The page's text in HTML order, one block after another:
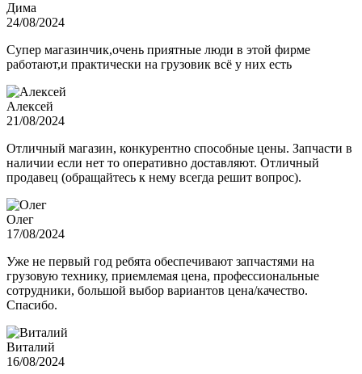
Дима
24/08/2024
Супер магазинчик,очень приятные люди в этой фирме
работают,и практически на грузовик всё у них есть
Алексей
21/08/2024
Отличный магазин, конкурентно способные цены. Запчасти в
наличии если нет то оперативно доставляют. Отличный
продавец (обращайтесь к нему всегда решит вопрос).
Олег
17/08/2024
Уже не первый год ребята обеспечивают запчастями на
грузовую технику, приемлемая цена, профессиональные
сотрудники, большой выбор вариантов цена/качество.
Спасибо.
Виталий
16/08/2024